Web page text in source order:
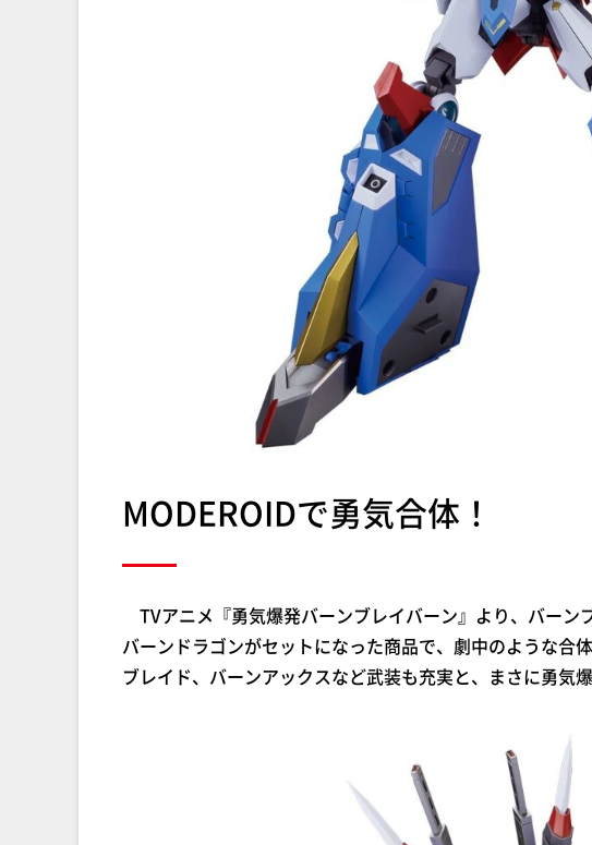
MODEROIDで勇気合体！
TVアニメ『勇気爆発バーンブレイバーン』より、バーン
バーンドラゴンがセットになった商品で、劇中のような合
ブレイド、バーンアックスなど武装も充実と、まさに勇気